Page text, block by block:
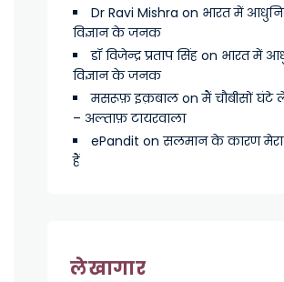
Dr Ravi Mishra on भारत में
विज्ञान के जनक
डॉ विजेन्द्र प्रताप सिंह on भारत में
विज्ञान के जनक
मसरूफ़ इक़बालonमैं चौबीसों घंटे
– अल्ताफ़ टायरवाला
ePandit onसलमान के कारण मेरा
हैं
लेखागार